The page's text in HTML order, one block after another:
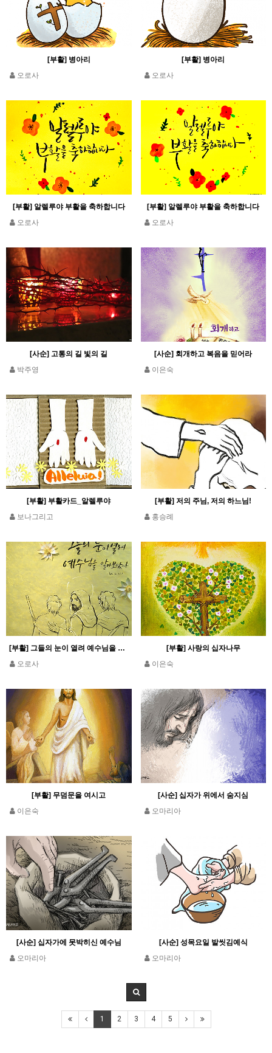
[부활] 병아리
오로사
[부활] 병아리
오로사
[부활] 알렐루야 부활을 축하합니다
오로사
[부활] 알렐루야 부활을 축하합니다
오로사
[사순] 고통의 길 빛의 길
박주영
[사순] 회개하고 복음을 믿어라
이은숙
[부활] 부활카드_알렐루야
보나그리고
[부활] 저의 주님, 저의 하느님!
홍승례
[부활] 그들의 눈이 열려 예수님을 알아보았다
오로사
[부활] 사랑의 십자나무
이은숙
[부활] 무덤문을 여시고
이은숙
[사순] 십자가 위에서 숨지심
오마리아
[사순] 십자가에 못박히신 예수님
오마리아
[사순] 성목요일 발씻김예식
오마리아
1 2 3 4 5